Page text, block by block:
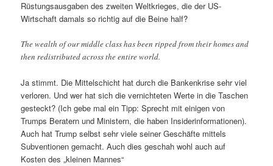
Rüstungsausgaben des zweiten Weltkrieges, die der US-
Wirtschaft damals so richtig auf die Beine half?
The wealth of our middle class has been ripped from their homes and
then redistributed across the entire world.
Ja stimmt. Die Mittelschicht hat durch die Bankenkrise sehr viel
verloren. Und wer hat sich die vernichteten Werte in die Taschen
gesteckt? (Ich gebe mal ein Tipp: Sprecht mit einigen von
Trumps Beratern und Ministern, die haben Insiderinformationen).
Auch hat Trump selbst sehr viele seiner Geschäfte mittels
Subventionen gemacht. Auch dies geschah wohl auch auf
Kosten des „kleinen Mannes“